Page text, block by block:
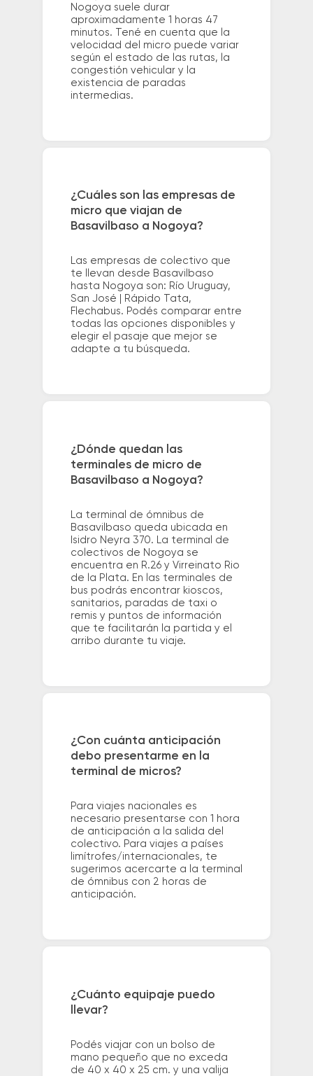
Nogoya suele durar
aproximadamente 1 horas 47
minutos. Tené en cuenta que la
velocidad del micro puede variar
según el estado de las rutas, la
congestión vehicular y la
existencia de paradas
intermedias.
¿Cuáles son las empresas de
micro que viajan de
Basavilbaso a Nogoya?
Las empresas de colectivo que
te llevan desde Basavilbaso
hasta Nogoya son: Río Uruguay,
San José | Rápido Tata,
Flechabus. Podés comparar entre
todas las opciones disponibles y
elegir el pasaje que mejor se
adapte a tu búsqueda.
¿Dónde quedan las
terminales de micro de
Basavilbaso a Nogoya?
La terminal de ómnibus de
Basavilbaso queda ubicada en
Isidro Neyra 370. La terminal de
colectivos de Nogoya se
encuentra en R.26 y Virreinato Rio
de la Plata. En las terminales de
bus podrás encontrar kioscos,
sanitarios, paradas de taxi o
remis y puntos de información
que te facilitarán la partida y el
arribo durante tu viaje.
¿Con cuánta anticipación
debo presentarme en la
terminal de micros?
Para viajes nacionales es
necesario presentarse con 1 hora
de anticipación a la salida del
colectivo. Para viajes a países
limítrofes/internacionales, te
sugerimos acercarte a la terminal
de ómnibus con 2 horas de
anticipación.
¿Cuánto equipaje puedo
llevar?
Podés viajar con un bolso de
mano pequeño que no exceda
de 40 x 40 x 25 cm. y una valija